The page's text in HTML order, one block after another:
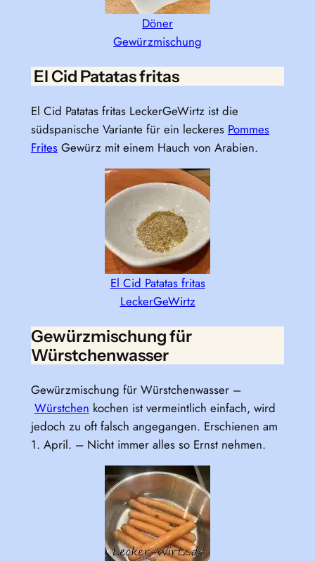
Döner
Gewürzmischung
El Cid Patatas fritas
El Cid Patatas fritas LeckerGeWirtz ist die
südspanische Variante für ein leckeres Pommes
FritesGewürz mit einem Hauch von Arabien.
El Cid Patatas fritas
LeckerGeWirtz
Gewürzmischung für
Würstchenwasser
Gewürzmischung für Würstchenwasser –
Würstchen kochen ist vermeintlich einfach, wird
jedoch zu oft falsch angegangen. Erschienen am
1. April. – Nicht immer alles so Ernst nehmen.